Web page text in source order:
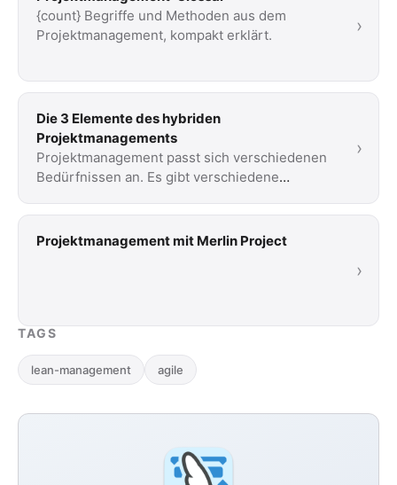
{count} Begriffe und Methoden aus dem
Projektmanagement, kompakt erklärt.
›
Die 3 Elemente des hybriden
Projektmanagements
Projektmanagement passt sich verschiedenen
Bedürfnissen an. Es gibt verschiedene
in drei …
›
Projektmanagement mit Merlin Project
›
TAGS
lean-management agile